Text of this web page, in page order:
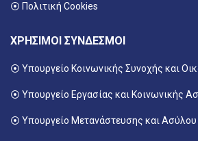
⦿ Πολιτική Cookies
ΧΡΗΣΙΜΟΙ ΣΥΝΔΕΣΜΟΙ
⦿ Υπουργείο Κοινωνικής Συνοχής και
⦿ Υπουργείο Εργασίας και Κοινωνικής
⦿ Υπουργείο Μετανάστευσης και Ασύλου